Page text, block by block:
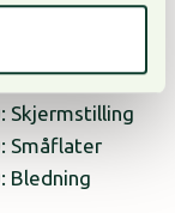
Skjermstilling
Småflater
Bledning